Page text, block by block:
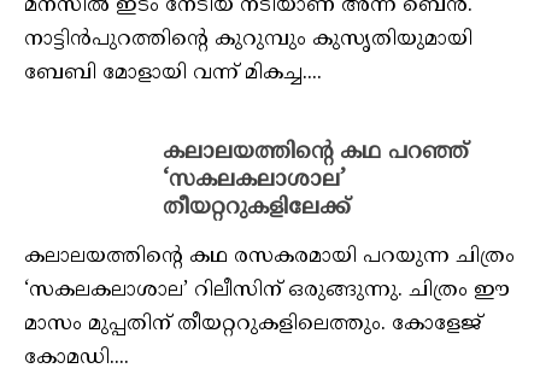
മനസിൽ ഇടം നേടിയ നടിയാണ് അന്ന ബെൻ.
നാട്ടിൻപുറത്തിന്റെ കുറുമ്പും കുസൃതിയുമായി
ബേബി മോളായി വന്ന് മികച്ച....
കലാലയത്തിന്റെ കഥ പറഞ്ഞ്
‘സകലകലാശാല’
തീയറ്ററുകളിലേക്ക്
കലാലയത്തിന്റെ കഥ രസകരമായി പറയുന്ന ചിത്രം
‘സകലകലാശാല’ റിലീസിന് ഒരുങ്ങുന്നു. ചിത്രം ഈ
മാസം മുപ്പതിന് തീയറ്ററുകളിലെത്തും. കോളേജ്
കോമഡി....